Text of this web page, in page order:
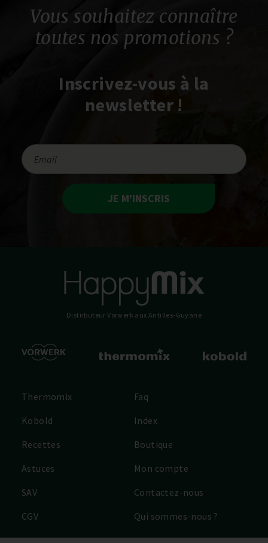
Vous souhaitez connaître
toutes nos promotions ?
Inscrivez-vous à la
newsletter !
JE M'INSCRIS
Distributeur Vorwerk aux Antilles-Guyane
Thermomix
Kobold
Recettes
Astuces
SAV
CGV
Faq
Index
Boutique
Mon compte
Contactez-nous
Qui sommes-nous ?